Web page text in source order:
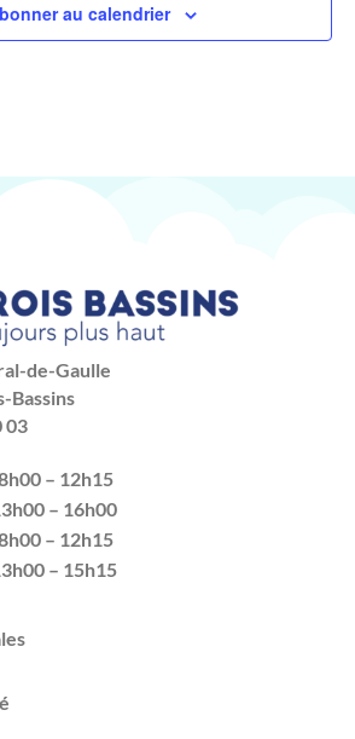
au calendrier
de-Gaulle
Bassins
03
– 12h15
– 16h00
– 12h15
– 15h15